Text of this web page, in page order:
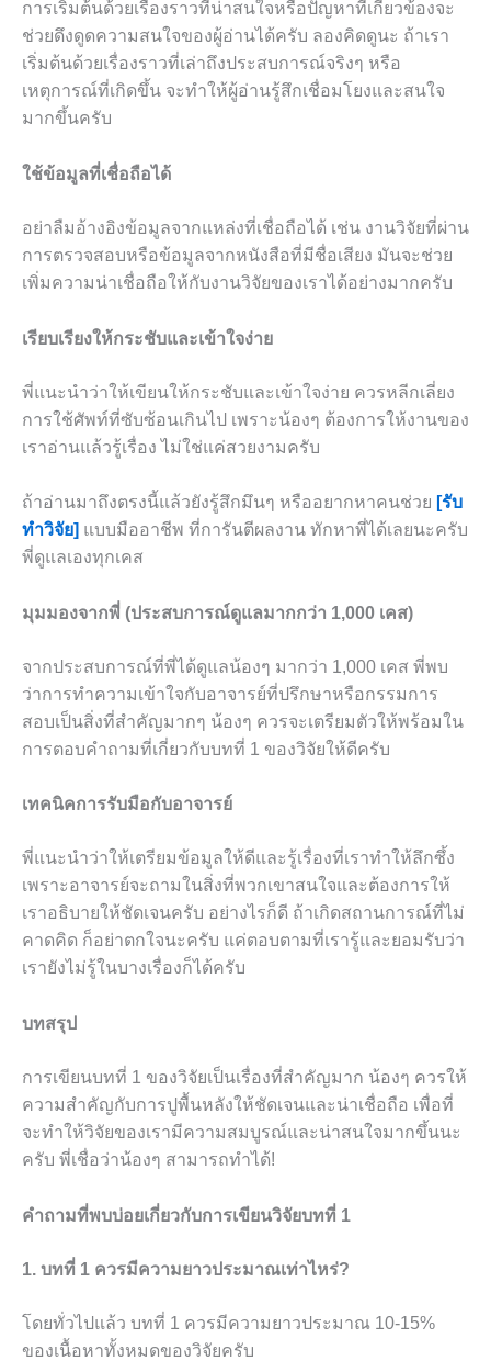
การเริ่มต้นด้วยเรื่องราวที่น่าสนใจหรือปัญหาที่เกี่ยวข้องจะ
ช่วยดึงดูดความสนใจของผู้อ่านได้ครับ ลองคิดดูนะ ถ้าเรา
เริ่มต้นด้วยเรื่องราวที่เล่าถึงประสบการณ์จริงๆ หรือ
เหตุการณ์ที่เกิดขึ้น จะทำให้ผู้อ่านรู้สึกเชื่อมโยงและสนใจ
มากขึ้นครับ
ใช้ข้อมูลที่เชื่อถือได้
อย่าลืมอ้างอิงข้อมูลจากแหล่งที่เชื่อถือได้ เช่น งานวิจัยที่ผ่าน
การตรวจสอบหรือข้อมูลจากหนังสือที่มีชื่อเสียง มันจะช่วย
เพิ่มความน่าเชื่อถือให้กับงานวิจัยของเราได้อย่างมากครับ
เรียบเรียงให้กระชับและเข้าใจง่าย
พี่แนะนำว่าให้เขียนให้กระชับและเข้าใจง่าย ควรหลีกเลี่ยง
การใช้ศัพท์ที่ซับซ้อนเกินไป เพราะน้องๆ ต้องการให้งานของ
เราอ่านแล้วรู้เรื่อง ไม่ใช่แค่สวยงามครับ
ถ้าอ่านมาถึงตรงนี้แล้วยังรู้สึกมึนๆ หรืออยากหาคนช่วย [รับ
ทำวิจัย] แบบมืออาชีพ ที่การันตีผลงาน ทักหาพี่ได้เลยนะครับ
พี่ดูแลเองทุกเคส
มุมมองจากพี่ (ประสบการณ์ดูแลมากกว่า 1,000 เคส)
จากประสบการณ์ที่พี่ได้ดูแลน้องๆ มากว่า 1,000 เคส พี่พบ
ว่าการทำความเข้าใจกับอาจารย์ที่ปรึกษาหรือกรรมการ
สอบเป็นสิ่งที่สำคัญมากๆ น้องๆ ควรจะเตรียมตัวให้พร้อมใน
การตอบคำถามที่เกี่ยวกับบทที่ 1 ของวิจัยให้ดีครับ
เทคนิคการรับมือกับอาจารย์
พี่แนะนำว่าให้เตรียมข้อมูลให้ดีและรู้เรื่องที่เราทำให้ลึกซึ้ง
เพราะอาจารย์จะถามในสิ่งที่พวกเขาสนใจและต้องการให้
เราอธิบายให้ชัดเจนครับ อย่างไรก็ดี ถ้าเกิดสถานการณ์ที่ไม่
คาดคิด ก็อย่าตกใจนะครับ แค่ตอบตามที่เรารู้และยอมรับว่า
เรายังไม่รู้ในบางเรื่องก็ได้ครับ
บทสรุป
การเขียนบทที่ 1 ของวิจัยเป็นเรื่องที่สำคัญมาก น้องๆ ควรให้
ความสำคัญกับการปูพื้นหลังให้ชัดเจนและน่าเชื่อถือ เพื่อที่
จะทำให้วิจัยของเรามีความสมบูรณ์และน่าสนใจมากขึ้นนะ
ครับ พี่เชื่อว่าน้องๆ สามารถทำได้!
คำถามที่พบบ่อยเกี่ยวกับการเขียนวิจัยบทที่ 1
1. บทที่ 1 ควรมีความยาวประมาณเท่าไหร่?
โดยทั่วไปแล้ว บทที่ 1 ควรมีความยาวประมาณ 10-15%
ของเนื้อหาทั้งหมดของวิจัยครับ